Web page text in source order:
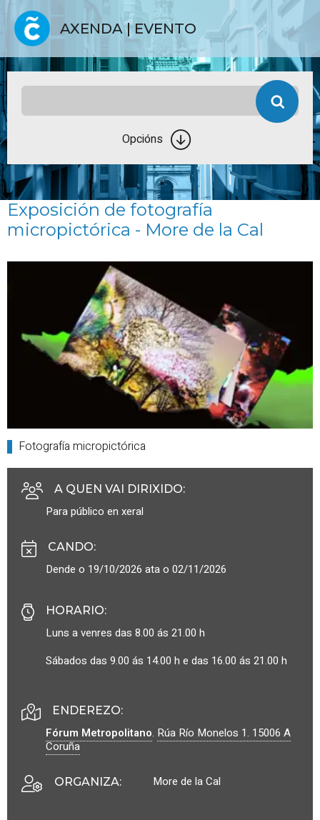
AXENDA | EVENTO
Opcións
Exposición de fotografía
micropictórica - More de la Cal
Fotografía micropictórica
A QUEN VAI DIRIXIDO:
Para público en xeral
CANDO:
Dende o 19/10/2026 ata o 02/11/2026
HORARIO:
Luns a venres das 8.00 ás 21.00 h
Sábados das 9.00 ás 14.00 h e das 16.00 ás 21.00 h
ENDEREZO:
Fórum Metropolitano. Rúa Río Monelos 1. 15006 A
Coruña
ORGANIZA: More de la Cal